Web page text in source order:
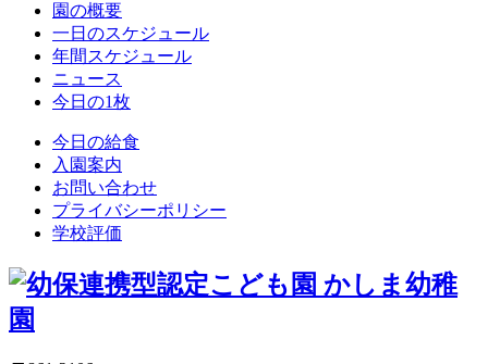
園の概要
一日のスケジュール
年間スケジュール
ニュース
今日の1枚
今日の給食
入園案内
お問い合わせ
プライバシーポリシー
学校評価